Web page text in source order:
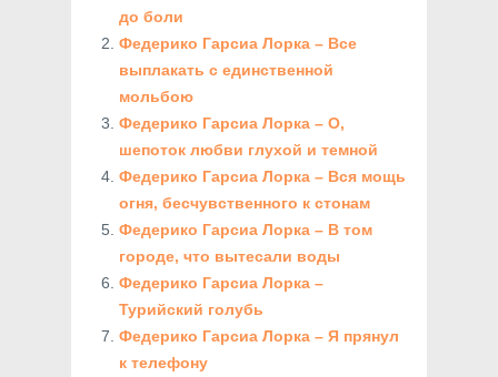
до боли
Федерико Гарсиа Лорка – Все
выплакать с единственной
мольбою
Федерико Гарсиа Лорка – О,
шепоток любви глухой и темной
Федерико Гарсиа Лорка – Вся мощь
огня, бесчувственного к стонам
Федерико Гарсиа Лорка – В том
городе, что вытесали воды
Федерико Гарсиа Лорка –
Турийский голубь
Федерико Гарсиа Лорка – Я прянул
к телефону